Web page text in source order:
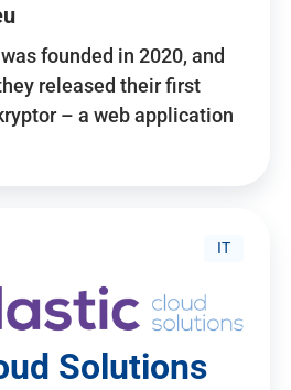
founded in 2020, and
released their first
– a web application
IT
Solutions